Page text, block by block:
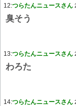
12:つらたんニュースさん
臭そう
13:つらたんニュースさん
わろた
14:つらたんニュースさん